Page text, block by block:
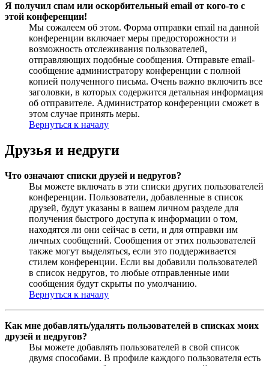
Я получил спам или оскорбительный email от кого-то с
этой конференции!
Мы сожалеем об этом. Форма отправки email на данной
конференции включает меры предосторожности и
возможность отслеживания пользователей,
отправляющих подобные сообщения. Отправьте email-
сообщение администратору конференции с полной
копией полученного письма. Очень важно включить все
заголовки, в которых содержится детальная информация
об отправителе. Администратор конференции сможет в
этом случае принять меры.
Вернуться к началу
Друзья и недруги
Что означают списки друзей и недругов?
Вы можете включать в эти списки других пользователей
конференции. Пользователи, добавленные в список
друзей, будут указаны в вашем личном разделе для
получения быстрого доступа к информации о том,
находятся ли они сейчас в сети, и для отправки им
личных сообщений. Сообщения от этих пользователей
также могут выделяться, если это поддерживается
стилем конференции. Если вы добавили пользователей
в список недругов, то любые отправленные ими
сообщения будут скрыты по умолчанию.
Вернуться к началу
Как мне добавлять/удалять пользователей в списках моих
друзей и недругов?
Вы можете добавлять пользователей в свой список
двумя способами. В профиле каждого пользователя есть